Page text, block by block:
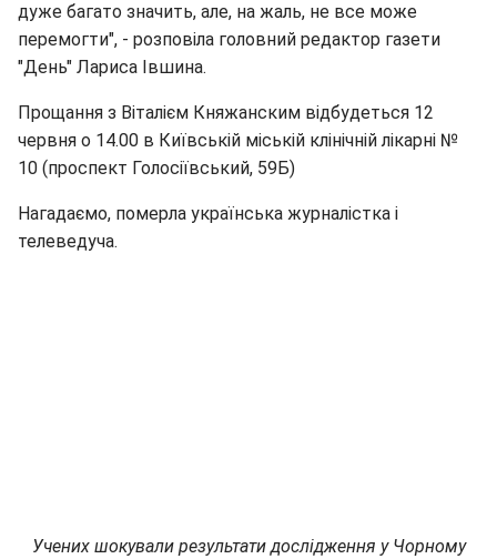
дуже багато значить, але, на жаль, не все може
перемогти", - розповіла головний редактор газети
"День" Лариса Івшина.
Прощання з Віталієм Княжанским відбудеться 12
червня о 14.00 в Київській міській клінічній лікарні №
10 (проспект Голосіївський, 59Б)
Нагадаємо, померла українська журналістка і
телеведуча.
Учених шокували результати дослідження у Чорному